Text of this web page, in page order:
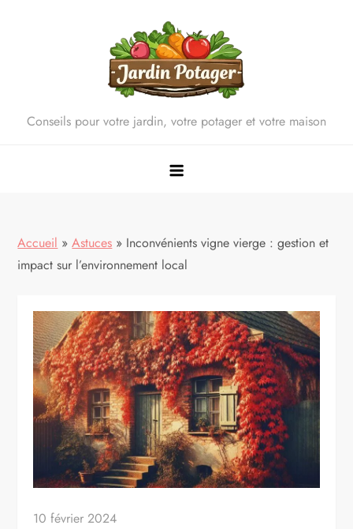
Conseils pour votre jardin, votre potager et votre maison
Accueil »Astuces » Inconvénients vigne vierge : gestion et
impact sur l’environnement local
10 février 2024